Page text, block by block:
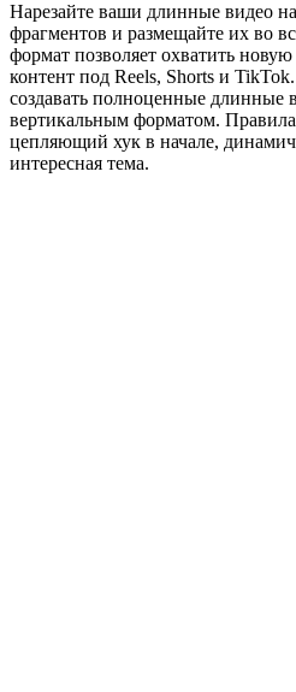
Нарезайте ваши длинные видео
фрагментов и размещайте их во
формат позволяет охватить
контент под Reels, Shorts и
создавать полноценные длинные
вертикальным форматом.
цепляющий хук в начале,
интересная тема.